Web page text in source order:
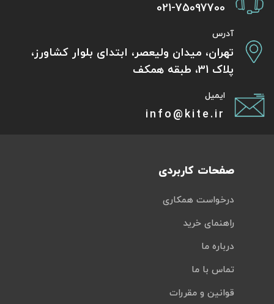
021-75097700
آدرس
تهران، میدان ولیعصر، ابتدای بلوار کشاورز،
پلاک 31، طبقه همکف
ایمیل
info@kite.ir
صفحات کاربردی
درخواست همکاری
راهنمای خرید
درباره ما
تماس با ما
قوانین و مقررات